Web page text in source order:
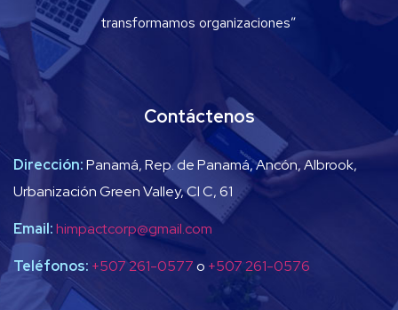
transformamos organizaciones”
Contáctenos
Dirección:Panamá, Rep. de Panamá, Ancón, Albrook,
Urbanización Green Valley, Cl C, 61
Email:himpactcorp@gmail.com
Teléfonos: +507 261-0577o +507 261-0576